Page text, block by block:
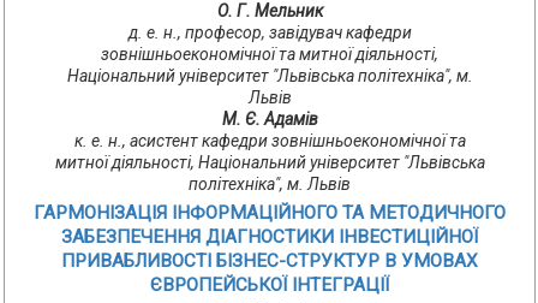
О. Г. Мельник
д. е. н., професор, завідувач кафедри
зовнішньоекономічної та митної діяльності,
Національний університет "Львівська політехніка", м.
Львів
М. Є. Адамів
к. е. н., асистент кафедри зовнішньоекономічної та
митної діяльності, Національний університет "Львівська
політехніка", м. Львів
ГАРМОНІЗАЦІЯ ІНФОРМАЦІЙНОГО ТА МЕТОДИЧНОГО
ЗАБЕЗПЕЧЕННЯ ДІАГНОСТИКИ ІНВЕСТИЦІЙНОЇ
ПРИВАБЛИВОСТІ БІЗНЕС-СТРУКТУР В УМОВАХ
ЄВРОПЕЙСЬКОЇ ІНТЕГРАЦІЇ